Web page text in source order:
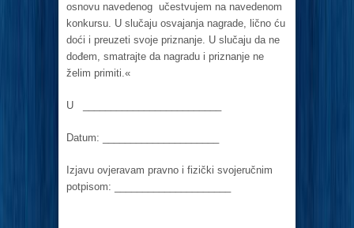
osnovu navedenog učestvujem na navedenom
konkursu. U slučaju osvajanja nagrade, lično ću
doći i preuzeti svoje priznanje. U slučaju da ne
dođem, smatrajte da nagradu i priznanje ne
želim primiti.«
U _________________________
Datum: _____________________
Izjavu ovjeravam pravno i fizički svojeručnim
potpisom: _____________________